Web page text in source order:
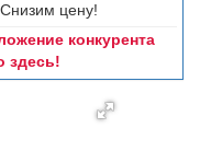
цену!
конкурента
здесь!